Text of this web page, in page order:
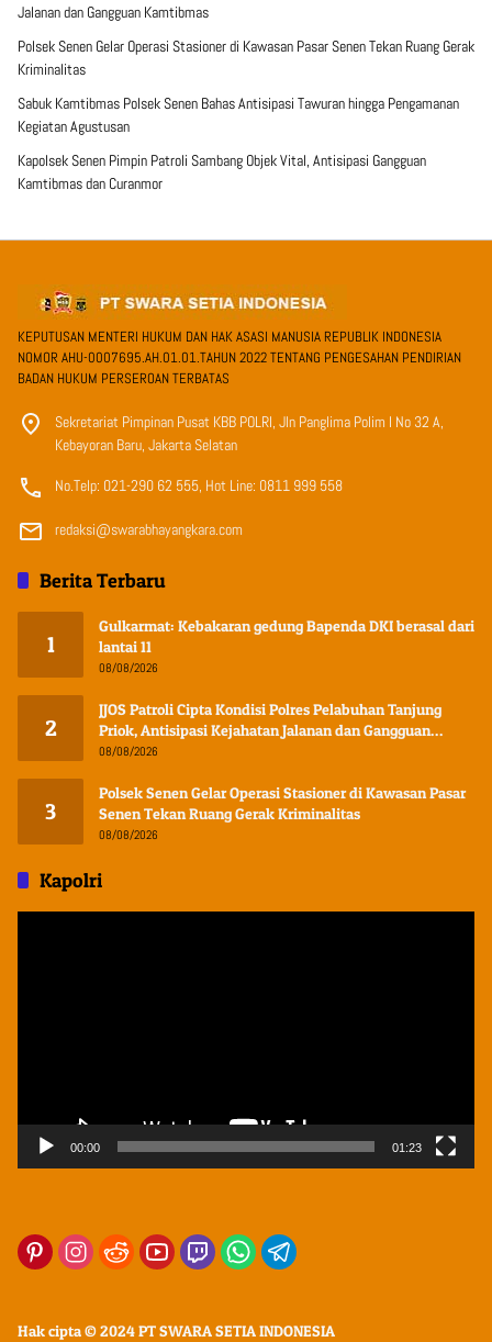
Jalanan dan Gangguan Kamtibmas
Polsek Senen Gelar Operasi Stasioner di Kawasan Pasar Senen Tekan Ruang Gerak
Kriminalitas
Sabuk Kamtibmas Polsek Senen Bahas Antisipasi Tawuran hingga Pengamanan
Kegiatan Agustusan
Kapolsek Senen Pimpin Patroli Sambang Objek Vital, Antisipasi Gangguan
Kamtibmas dan Curanmor
KEPUTUSAN MENTERI HUKUM DAN HAK ASASI MANUSIA REPUBLIK INDONESIA
NOMOR AHU-0007695.AH.01.01.TAHUN 2022 TENTANG PENGESAHAN PENDIRIAN
BADAN HUKUM PERSEROAN TERBATAS
Sekretariat Pimpinan Pusat KBB POLRI, Jln Panglima Polim I No 32 A,
Kebayoran Baru, Jakarta Selatan
No.Telp: 021-290 62 555, Hot Line: 0811 999 558
redaksi@swarabhayangkara.com
Berita Terbaru
1
Gulkarmat: Kebakaran gedung Bapenda DKI berasal dari
lantai 11
08/08/2026
2
JJOS Patroli Cipta Kondisi Polres Pelabuhan Tanjung
Priok, Antisipasi Kejahatan Jalanan dan Gangguan
Kamtibmas
08/08/2026
3
Polsek Senen Gelar Operasi Stasioner di Kawasan Pasar
Senen Tekan Ruang Gerak Kriminalitas
08/08/2026
Kapolri
00:00 01:23
Hak cipta © 2024 PT SWARA SETIA INDONESIA